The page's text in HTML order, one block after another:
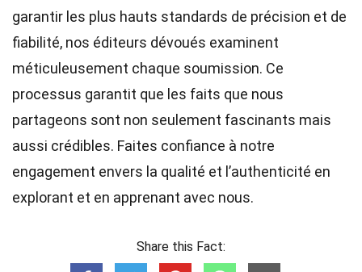
garantir les plus hauts standards de précision et de
fiabilité, nos éditeurs dévoués examinent
méticuleusement chaque soumission. Ce
processus garantit que les faits que nous
partageons sont non seulement fascinants mais
aussi crédibles. Faites confiance à notre
engagement envers la qualité et l’authenticité en
explorant et en apprenant avec nous.
Share this Fact: